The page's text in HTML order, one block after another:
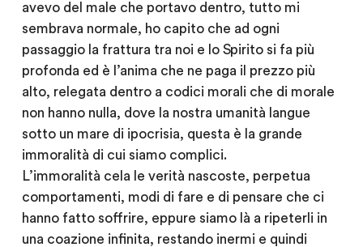
avevo del male che portavo dentro, tutto mi
sembrava normale, ho capito che ad ogni
passaggio la frattura tra noi e lo Spirito si fa più
profonda ed è l’anima che ne paga il prezzo più
alto, relegata dentro a codici morali che di morale
non hanno nulla, dove la nostra umanità langue
sotto un mare di ipocrisia, questa è la grande
immoralità di cui siamo complici.
L’immoralità cela le verità nascoste, perpetua
comportamenti, modi di fare e di pensare che ci
hanno fatto soffrire, eppure siamo là a ripeterli in
una coazione infinita, restando inermi e quindi